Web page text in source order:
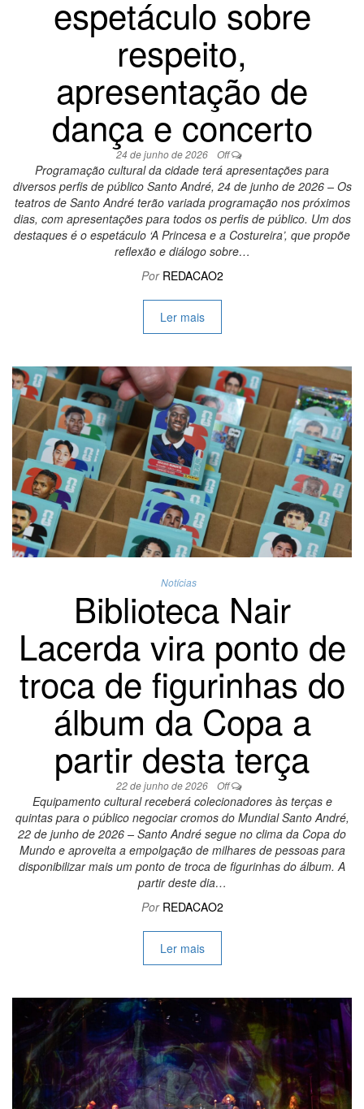
espetáculo sobre
respeito,
apresentação de
dança e concerto
24 de junho de 2026 Off
Programação cultural da cidade terá apresentações para
diversos perfis de público Santo André, 24 de junho de 2026 – Os
teatros de Santo André terão variada programação nos próximos
dias, com apresentações para todos os perfis de público. Um dos
destaques é o espetáculo ‘A Princesa e a Costureira’, que propõe
reflexão e diálogo sobre…
Por REDACAO2
Ler mais
Notícias
Biblioteca Nair
Lacerda vira ponto de
troca de figurinhas do
álbum da Copa a
partir desta terça
22 de junho de 2026 Off
Equipamento cultural receberá colecionadores às terças e
quintas para o público negociar cromos do Mundial Santo André,
22 de junho de 2026 – Santo André segue no clima da Copa do
Mundo e aproveita a empolgação de milhares de pessoas para
disponibilizar mais um ponto de troca de figurinhas do álbum. A
partir deste dia…
Por REDACAO2
Ler mais